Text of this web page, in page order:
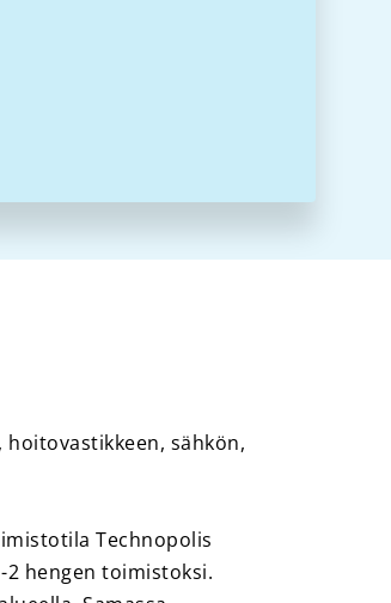
hoitovastikkeen, sähkön,
Technopolis
2 hengen toimistoksi.